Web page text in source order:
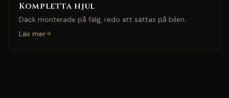
Kompletta hjul
Däck monterade på fälg, redo att sättas på bilen.
Läs mer